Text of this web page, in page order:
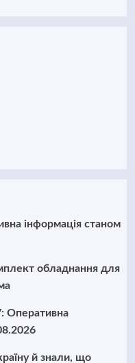
інформація станом
обладнання для
Оперативна
й знали, що